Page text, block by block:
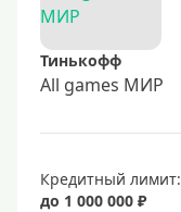
Тинькофф
All games МИР
Кредитный лимит:
до 1 000 000 ₽